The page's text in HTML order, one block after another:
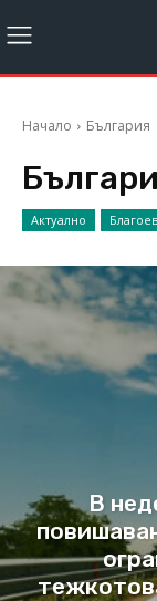
Начало България
Актуално
В